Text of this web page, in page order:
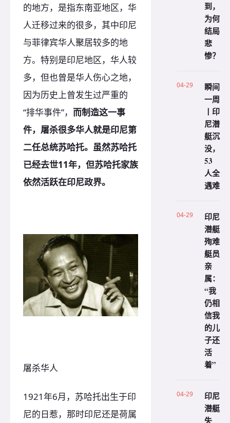
的地方，是指东南亚地区，华
人迁移过来的很多，其中印尼
与菲律宾华人聚居较多的地
方。特别是印尼地区，华人较
多，但也曾是华人伤心之地，
因为历史上曾发生过严重的
“排华事件”， 而制造这一事
件，屠杀很多华人就是印尼第
二任总统苏哈托。虽然苏哈托
已经去世11年，但苏哈托家族
依然活跃在印尼政界。
屠杀华人
1921年6月，苏哈托出生于印
尼的日惹，那时印尼还是荷属
到，
为何
结局
悲
惨？
04-29
瞬间
一周
丨印
尼潜
艇沉
没，
53
人全
遇难
04-29
印尼
潜艇
殉难
艇员
亲
属：
“我
仍相
信我
的儿
子还
活
着”
04-29
印尼
潜艇
失